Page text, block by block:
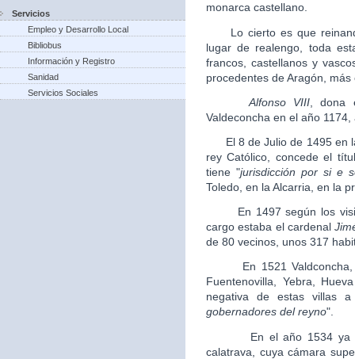
Servicios
Empleo y Desarrollo Local
Bibliobus
Información y Registro
Sanidad
Servicios Sociales
monarca castellano.
Lo cierto es que
lugar de realengo, toda
francos, castellanos y
procedentes de Aragón,
Alfonso VIII , dona
Valdeconcha en el año
El 8 de Julio de 1495 en
rey Católico, concede el
tiene "jurisdicción por si e
Toledo, en la Alcarria, en la
En 1497 según los
cargo estaba el cardenal
de 80 vecinos, unos 317
En 1521 Valdconcha,
Fuentenovilla, Yebra,
negativa de estas villas
gobernadores del reyno".
En el año 1534 ya
calatrava, cuya cámara